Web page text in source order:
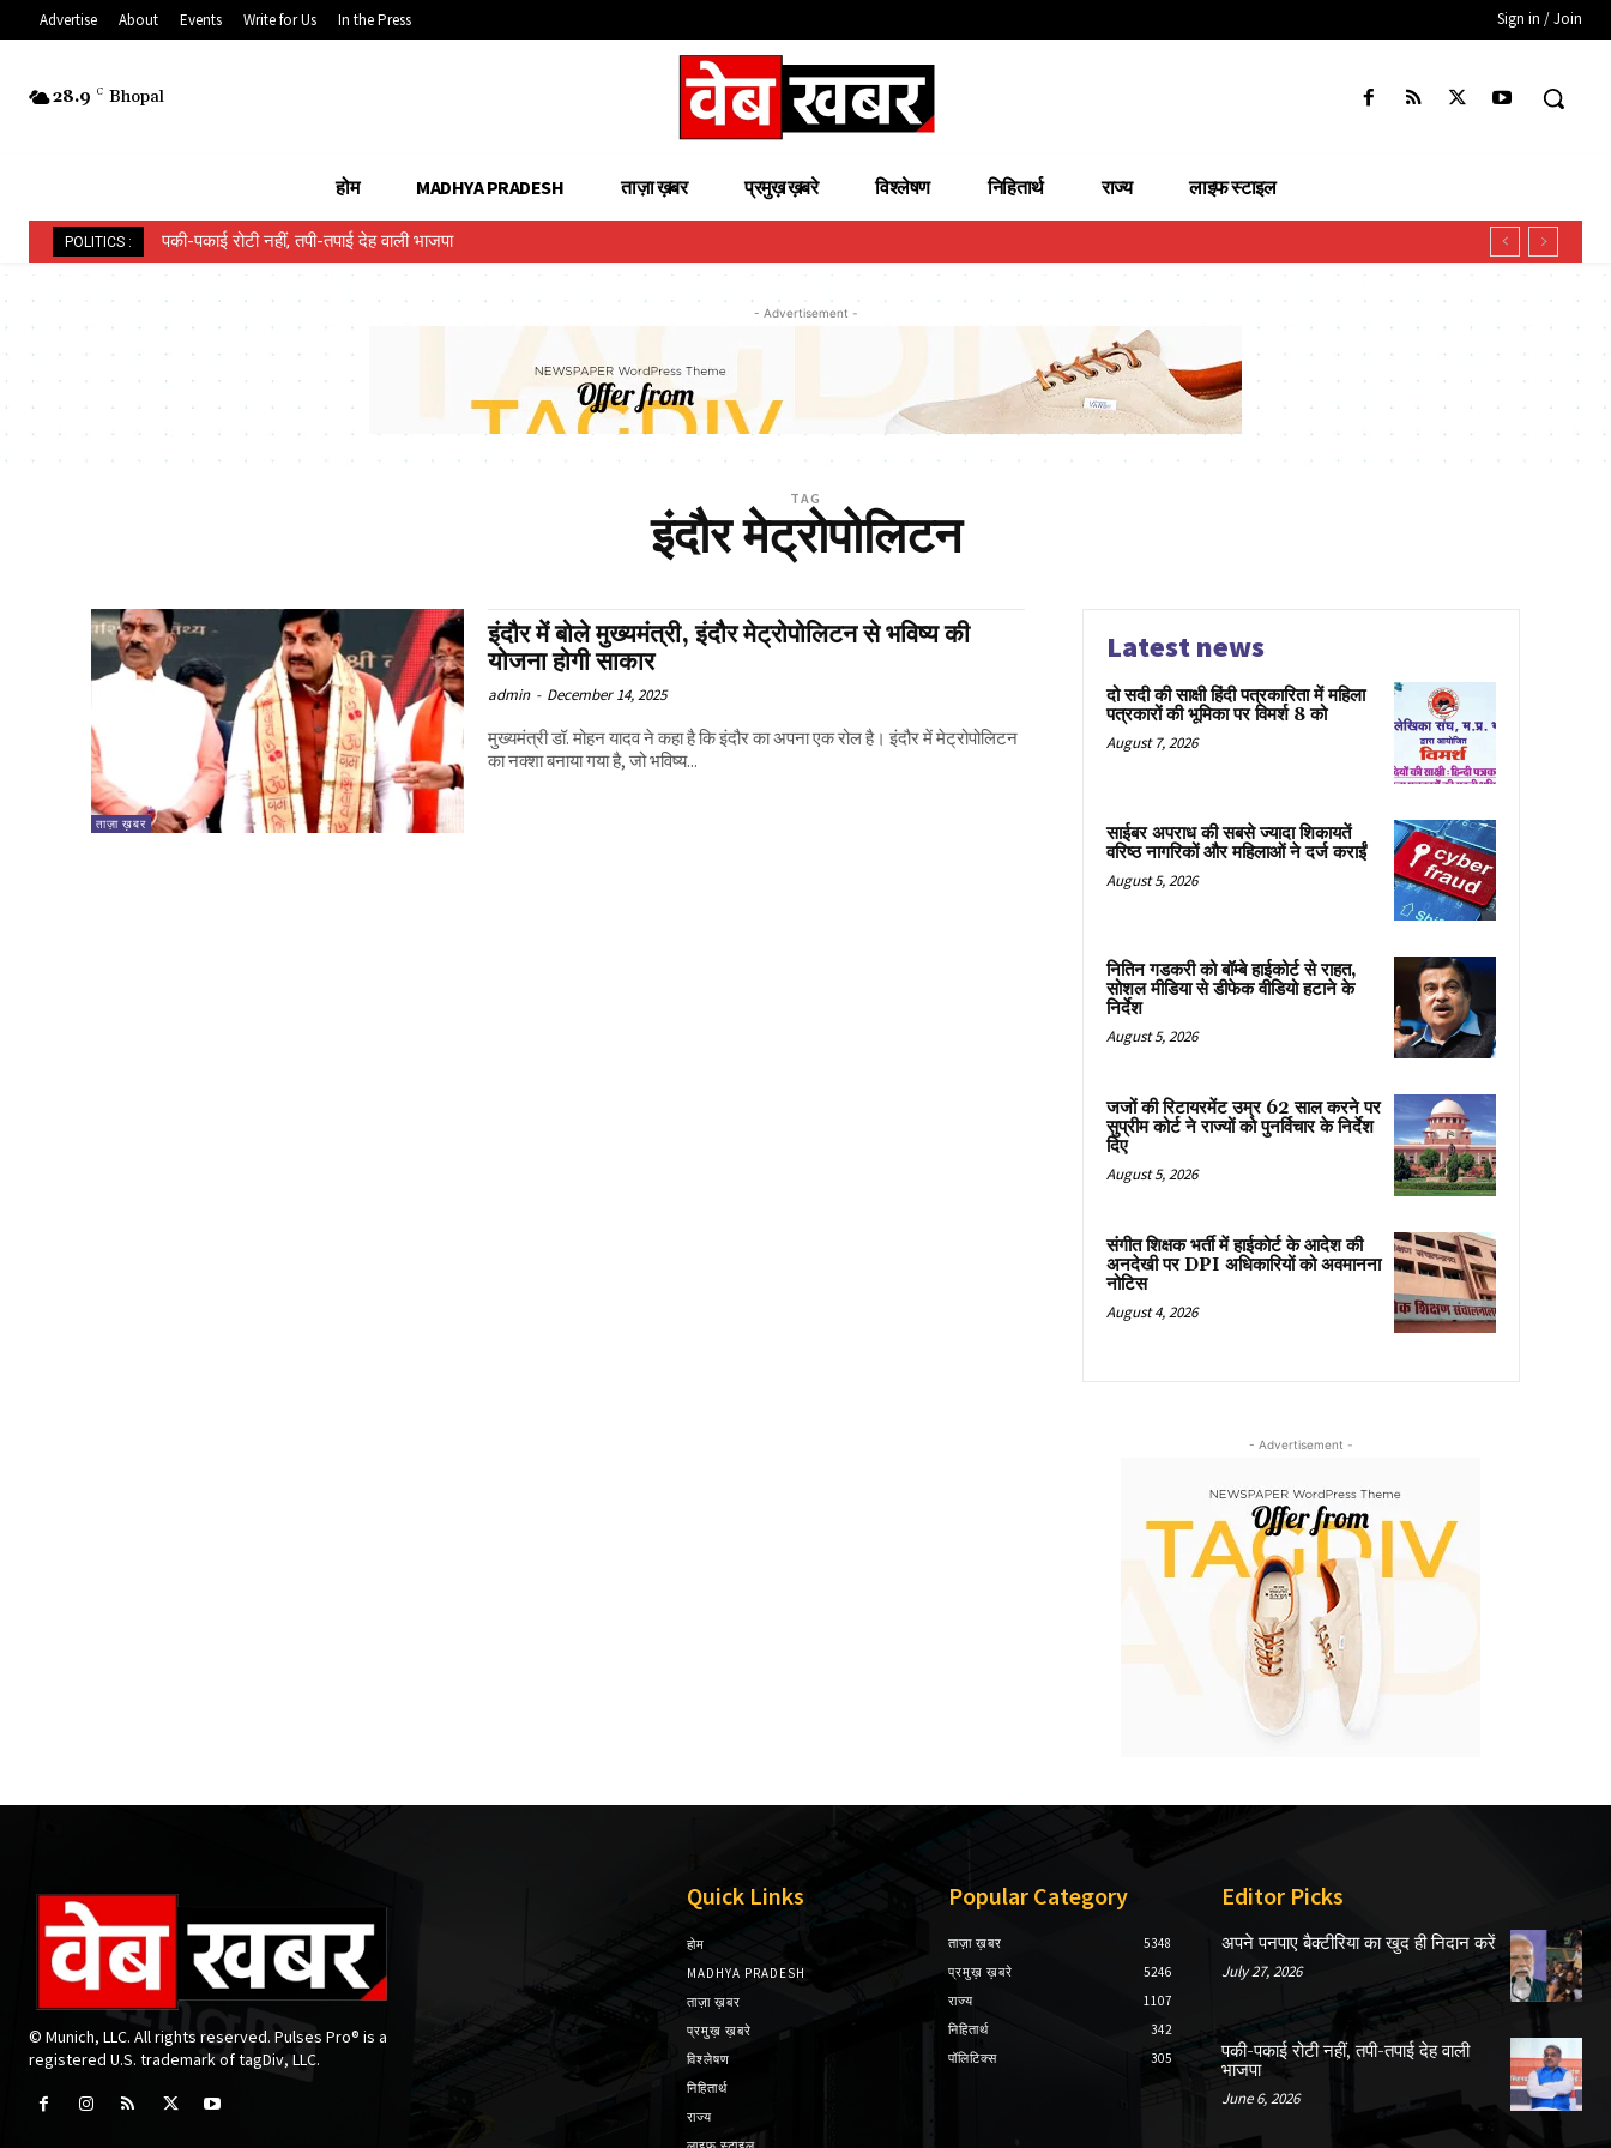
Advertise About Events Write for Us In the Press Sign in / Join
28.9 C Bhopal
होम MADHYA PRADESH ताज़ा ख़बर प्रमुख़ ख़बरे विश्लेषण निहितार्थ राज्य लाइफ स्टाइल
POLITICS : पकी-पकाई रोटी नहीं, तपी-तपाई देह वाली भाजपा
- Advertisement -
TAG
इंदौर मेट्रोपोलिटन
ताज़ा ख़बर
इंदौर में बोले मुख्यमंत्री, इंदौर मेट्रोपोलिटन से भविष्य की
योजना होगी साकार
admin - December 14, 2025
मुख्यमंत्री डॉ. मोहन यादव ने कहा है कि इंदौर का अपना एक रोल है। इंदौर में मेट्रोपोलिटन
का नक्शा बनाया गया है, जो भविष्य...
Latest news
दो सदी की साक्षी हिंदी पत्रकारिता में महिला
पत्रकारों की भूमिका पर विमर्श 8 को
August 7, 2026
साईबर अपराध की सबसे ज्यादा शिकायतें
वरिष्ठ नागरिकों और महिलाओं ने दर्ज कराईं
August 5, 2026
नितिन गडकरी को बॉम्बे हाईकोर्ट से राहत,
सोशल मीडिया से डीफेक वीडियो हटाने के
निर्देश
August 5, 2026
जजों की रिटायरमेंट उम्र 62 साल करने पर
सुप्रीम कोर्ट ने राज्यों को पुनर्विचार के निर्देश
दिए
August 5, 2026
संगीत शिक्षक भर्ती में हाईकोर्ट के आदेश की
अनदेखी पर DPI अधिकारियों को अवमानना
नोटिस
August 4, 2026
- Advertisement -
© Munich, LLC. All rights reserved. Pulses Pro® is a
registered U.S. trademark of tagDiv, LLC.
Quick Links
होम
MADHYA PRADESH
ताज़ा ख़बर
प्रमुख़ ख़बरे
विश्लेषण
निहितार्थ
राज्य
Popular Category
ताज़ा ख़बर
5348
प्रमुख़ ख़बरे
5246
राज्य
1107
निहितार्थ
342
पॉलिटिक्स
305
Editor Picks
अपने पनपाए बैक्टीरिया का खुद ही निदान करें
July 27, 2026
पकी-पकाई रोटी नहीं, तपी-तपाई देह वाली
भाजपा
June 6, 2026